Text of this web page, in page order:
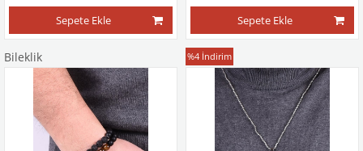
Sepete Ekle Sepete Ekle
Bileklik Kolye
%4 İndirim